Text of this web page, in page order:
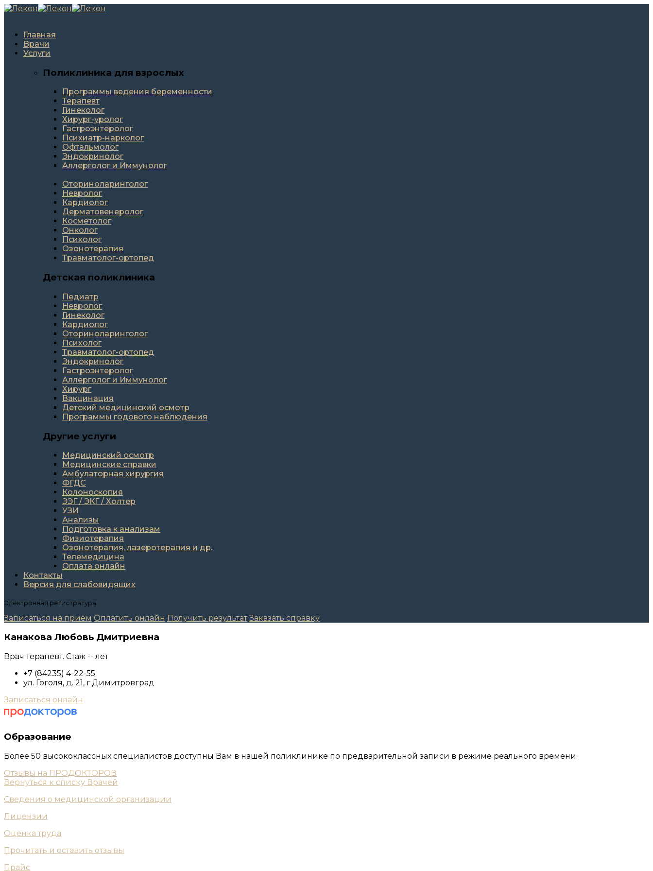
Главная
Врачи
Услуги
Поликлиника для взрослых
Программы ведения беременности
Терапевт
Гинеколог
Хирург-уролог
Гастроэнтеролог
Психиатр-нарколог
Офтальмолог
Эндокринолог
Аллерголог и Иммунолог
Оториноларинголог
Невролог
Кардиолог
Дерматовенеролог
Косметолог
Онколог
Психолог
Озонотерапия
Травматолог-ортопед
Детская поликлиника
Педиатр
Невролог
Гинеколог
Кардиолог
Оториноларинголог
Психолог
Травматолог-ортопед
Эндокринолог
Гастроэнтеролог
Аллерголог и Иммунолог
Хирург
Вакцинация
Детский медицинский осмотр
Программы годового наблюдения
Другие услуги
Медицинский осмотр
Медицинские справки
Амбулаторная хирургия
ФГДС
Колоноскопия
ЭЭГ / ЭКГ / Холтер
УЗИ
Анализы
Подготовка к анализам
Физиотерапия
Озонотерапия, лазеротерапия и др.
Телемедицина
Оплата онлайн
Контакты
Версия для слабовидящих
Электронная регистратура:
Записаться на приём Оплатить онлайн Получить результат Заказать справку
Канакова Любовь Дмитриевна
Врач терапевт. Стаж -- лет
+7 (84235) 4-22-55
ул. Гоголя, д. 21, г.Димитровград
Записаться онлайн
Образование
Более 50 высококлассных специалистов доступны Вам в нашей поликлинике по предварительной записи в режиме реального времени.
Отзывы на ПРОДОКТОРОВ
Вернуться к списку Врачей
Сведения о медицинской организации
Лицензии
Оценка труда
Прочитать и оставить отзывы
Прайс